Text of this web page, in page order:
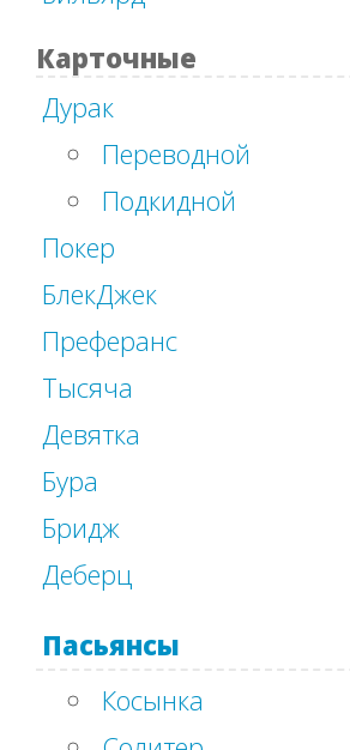
Карточные
Дурак
Переводной
Подкидной
Покер
БлекДжек
Преферанс
Тысяча
Девятка
Бура
Бридж
Деберц
Пасьянсы
Косынка